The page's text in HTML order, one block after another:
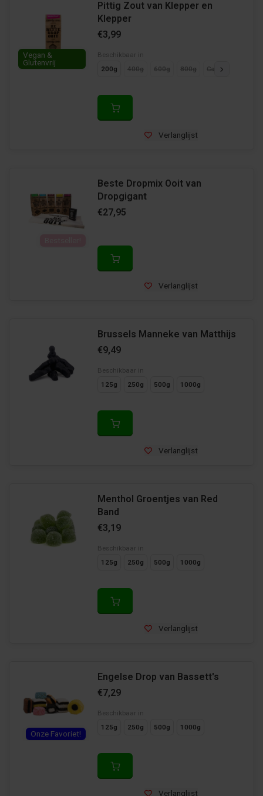
Vegan &
Glutenvrij
Pittig Zout van Klepper en
Klepper
€3,99
Beschikbaar in
200g
400g 600g 800g Cadeaupakket
Verlanglijst
Beste Dropmix Ooit van
Dropgigant
€27,95
Verlanglijst
Brussels Manneke van Matthijs
€9,49
Beschikbaar in
125g
250g 500g 1000g
Verlanglijst
Menthol Groentjes van Red
Band
€3,19
Beschikbaar in
125g
250g 500g 1000g
Verlanglijst
Onze Favoriet!
Engelse Drop van Bassett's
€7,29
Beschikbaar in
125g
250g 500g 1000g
Verlanglijst